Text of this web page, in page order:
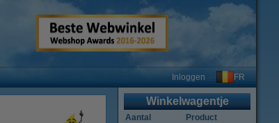
Inloggen FR
Winkelwagentje
Aantal Product